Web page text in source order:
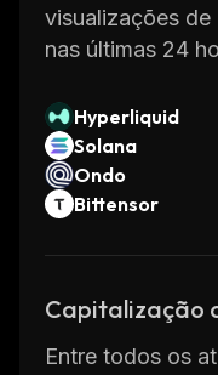
visualizações de
nas últimas 24
Hyperliquid
Solana
Ondo
Bittensor
Capitalização
Entre todos os